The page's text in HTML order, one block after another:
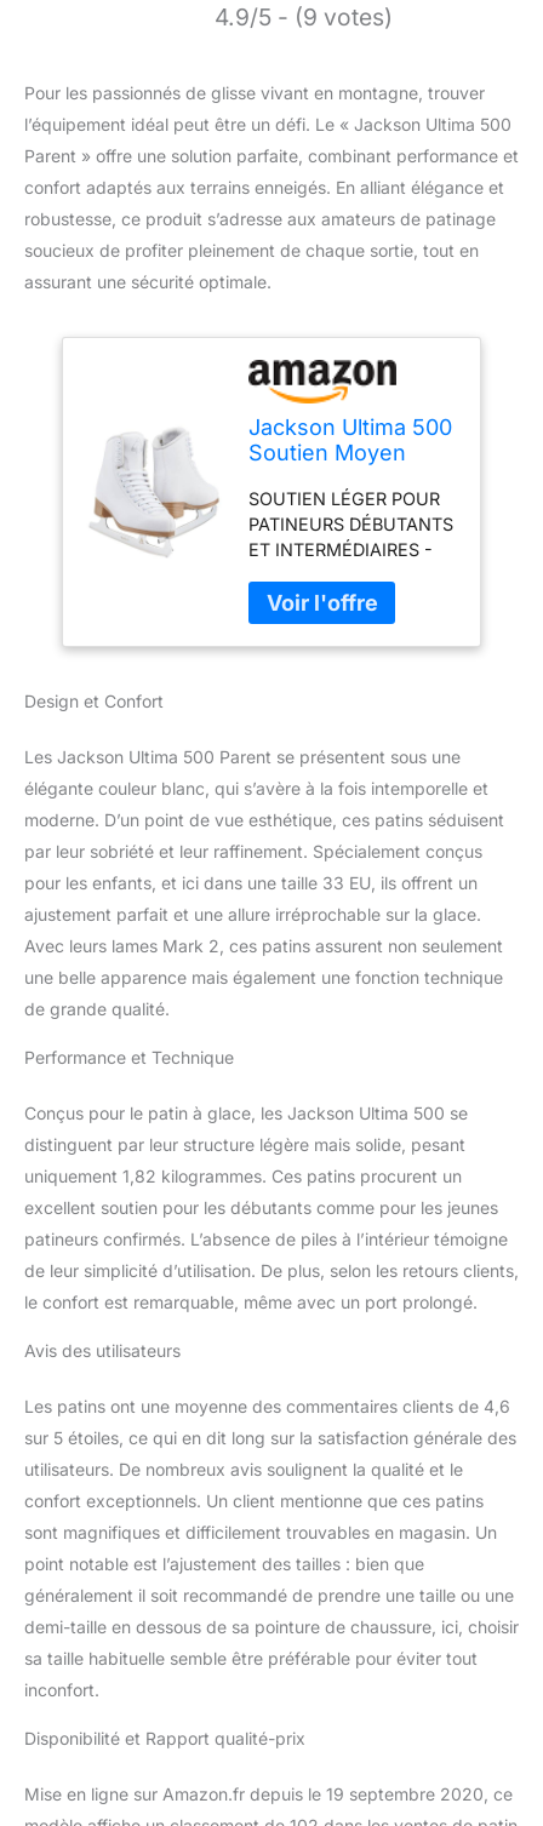
4.9/5 - (9 votes)
Pour les passionnés de glisse vivant en montagne, trouver
l’équipement idéal peut être un défi. Le « Jackson Ultima 500
Parent » offre une solution parfaite, combinant performance et
confort adaptés aux terrains enneigés. En alliant élégance et
robustesse, ce produit s’adresse aux amateurs de patinage
soucieux de profiter pleinement de chaque sortie, tout en
assurant une sécurité optimale.
Jackson Ultima 500
Soutien Moyen
Glace (Style N°
JC500)
SOUTIEN LÉGER POUR
PATINEURS DÉBUTANTS
ET INTERMÉDIAIRES -
dotés d’un soutien léger
adapté pour suivre des
leçons de niveau
se compose d’une
empeigne renforcée en
vinyle (avec des renforts
supplémentaires) et
présente une multitude
d’éléments pour un
confort amélioré et un
meilleur ajustement, y
compris une doublure
hygiénique en Nylex, une
que des languettes en
mesh doublées de
mousse. ULTIMA MARK
IV BLADE - Les patins
Artiste sont dotés de
lames de figure Ultima
Mark IV affûtées en usine
et adaptées aux
manœuvres simples à
PVC pour plus de sûreté
et un entretien facile.
TROUVER SA POINTURE
: Les patineurs
expérimentés préfèrent
généralement des patins
plutôt serrés tandis que
les débutants optent
pour des modèles plus
amples. Placez une
feuille de papier vierge au
talon contre le mur.
long sur la feuille. Prenez
Design et Confort
Les Jackson Ultima 500 Parent se présentent sous une
élégante couleur blanc, qui s’avère à la fois intemporelle et
moderne. D’un point de vue esthétique, ces patins séduisent
par leur sobriété et leur raffinement. Spécialement conçus
pour les enfants, et ici dans une taille 33 EU, ils offrent un
ajustement parfait et une allure irréprochable sur la glace.
Avec leurs lames Mark 2, ces patins assurent non seulement
une belle apparence mais également une fonction technique
de grande qualité.
Performance et Technique
Conçus pour le patin à glace, les Jackson Ultima 500 se
distinguent par leur structure légère mais solide, pesant
uniquement 1,82 kilogrammes. Ces patins procurent un
excellent soutien pour les débutants comme pour les jeunes
patineurs confirmés. L’absence de piles à l’intérieur témoigne
de leur simplicité d’utilisation. De plus, selon les retours clients,
le confort est remarquable, même avec un port prolongé.
Avis des utilisateurs
Les patins ont une moyenne des commentaires clients de 4,6
sur 5 étoiles, ce qui en dit long sur la satisfaction générale des
utilisateurs. De nombreux avis soulignent la qualité et le
confort exceptionnels. Un client mentionne que ces patins
sont magnifiques et difficilement trouvables en magasin. Un
point notable est l’ajustement des tailles : bien que
généralement il soit recommandé de prendre une taille ou une
demi-taille en dessous de sa pointure de chaussure, ici, choisir
sa taille habituelle semble être préférable pour éviter tout
inconfort.
Disponibilité et Rapport qualité-prix
Mise en ligne sur Amazon.fr depuis le 19 septembre 2020, ce